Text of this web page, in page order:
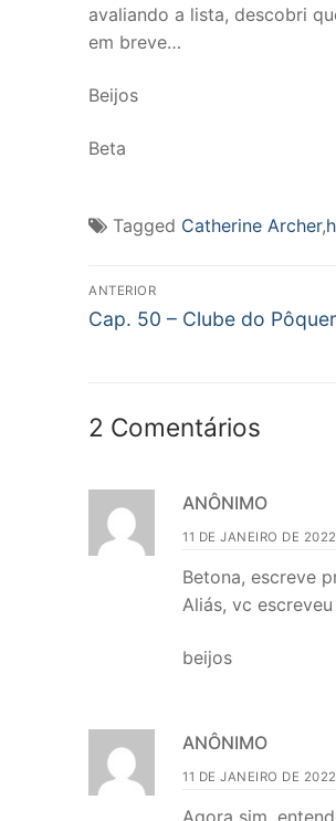
avaliando a lista, descobri
em breve…
Beijos
Beta
Tagged Catherine Archer,
Navegação
de
ANTERIOR
Post
Cap. 50 – Clube do
2 Comentários
ANÔNIMO
11 DE JANEIRO DE
Betona, escreve
Aliás, vc
beijos
ANÔNIMO
11 DE JANEIRO DE
Agora sim,